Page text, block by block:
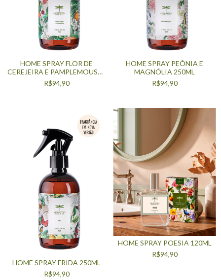
HOME SPRAY FLOR DE
CEREJEIRA E PAMPLEMOUSSE
250ML
R$94,90
HOME SPRAY PEÔNIA E
MAGNÓLIA 250ML
R$94,90
HOME SPRAY FRIDA 250ML
R$94,90
HOME SPRAY POESIA 120ML
R$94,90